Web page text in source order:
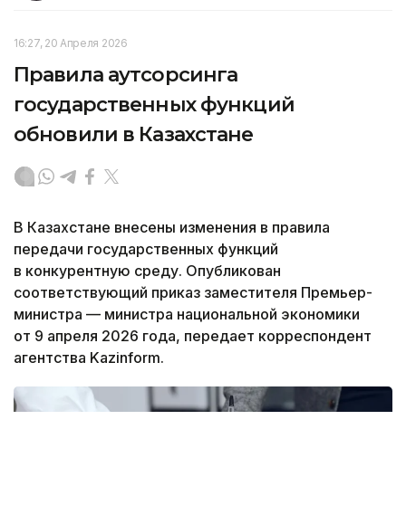
16:27, 20 Апреля 2026
Правила аутсорсинга
государственных функций
обновили в Казахстане
В Казахстане внесены изменения в правила
передачи государственных функций
в конкурентную среду. Опубликован
соответствующий приказ заместителя Премьер-
министра — министра национальной экономики
от 9 апреля 2026 года, передает корреспондент
агентства Kazinform.